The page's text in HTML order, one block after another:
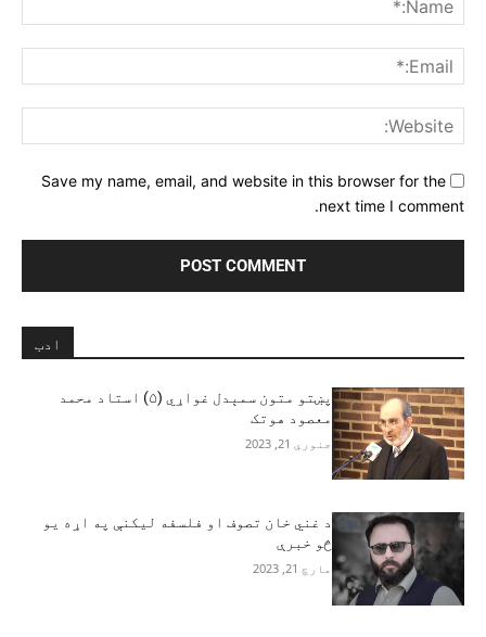
Save my name, email, and website in this browser for the
next time I comment.
ادب
پښتو متون سمېدل غواړي (۵) استاد محمد
معصود هوتک
جنوري 21, 2023
د غني خان تصوف او فلسفه لیکنې په اړه یو
څو خبرې
مارچ 21, 2023